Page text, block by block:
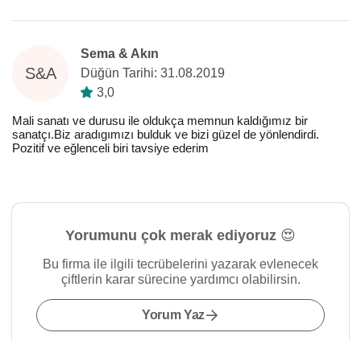
S&A
Sema & Akın
Düğün Tarihi: 31.08.2019
3,0
Mali sanatı ve durusu ile oldukça memnun kaldığımız bir
sanatçı.Biz aradıgımızı bulduk ve bizi güzel de yönlendirdi.
Pozitif ve eğlenceli biri tavsiye ederim
Yorumunu çok merak ediyoruz 😍
Bu firma ile ilgili tecrübelerini yazarak evlenecek
çiftlerin karar sürecine yardımcı olabilirsin.
Yorum Yaz